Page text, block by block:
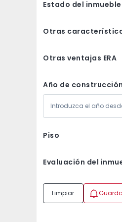
Estado del inmueble
Otras
Otras ventajas ERA
Año de construcción
Piso
Evaluación del
Limpiar